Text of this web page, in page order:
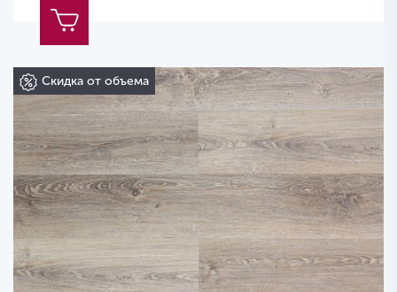
Скидка от объема